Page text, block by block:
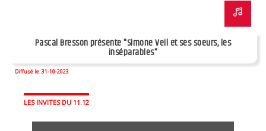
Pascal Bresson présente "Simone Veil et ses soeurs, les
inséparables"
Diffusé le: 31-10-2023
LES INVITES DU 11.12